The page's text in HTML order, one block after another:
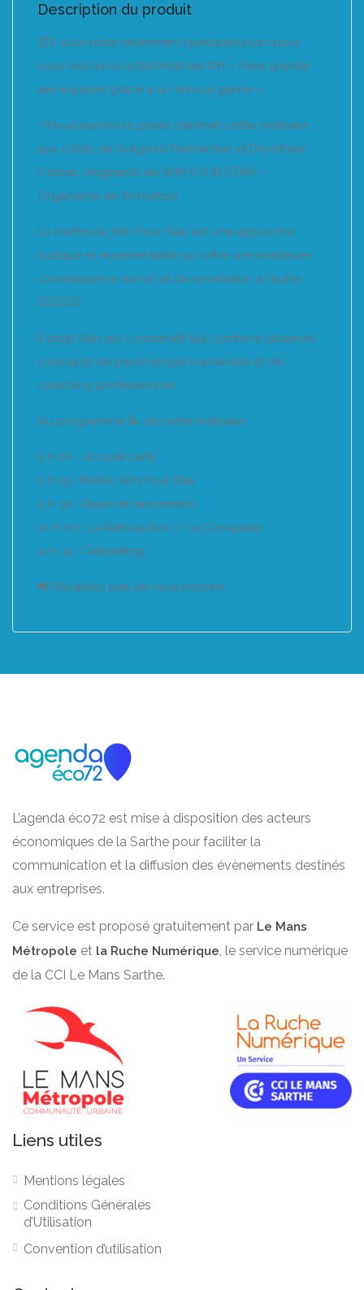
Description du produit
⏰Il vous reste seulement quelques jours pour
vous inscrire à notre Matinale RH « Faire grandir
ses équipes grâce à un serious game ».
✨Nous aurons le plaisir d’animer cette matinale
aux côtés de Grégoire Parmentier et Dorothée
Crober, dirigeants de WIN YOUR STAR •
Organisme de formation
La méthode Win Your Star est une approche
ludique et expérientielle qui offre une meilleure
connaissance de soi et de sa relation à l’autre.
🧍🏻‍♀️🧍🏻‍♂️
Il s’agit d’un jeu coopératif qui combine plusieurs
concepts de psychologie humaniste et de
coaching professionnel.
Au programme 📝 de cette matinale :
9 h 00 : Accueil café
9 h 15 : Météo Win Your Star
9 h 30 : Base de lancement
10 h 00 : La Rétroaction / La Conquête
11 h 30 : Débriefing
📢 N’oubliez pas de vous inscrire
L’agenda éco72 est mise à disposition des acteurs
économiques de la Sarthe pour faciliter la
communication et la diffusion des évènements destinés
aux entreprises.
Ce service est proposé gratuitement par Le Mans
Métropole et la Ruche Numérique, le service numérique
de la CCI Le Mans Sarthe.
Liens utiles
Mentions légales
Conditions Générales
d’Utilisation
Convention d’utilisation